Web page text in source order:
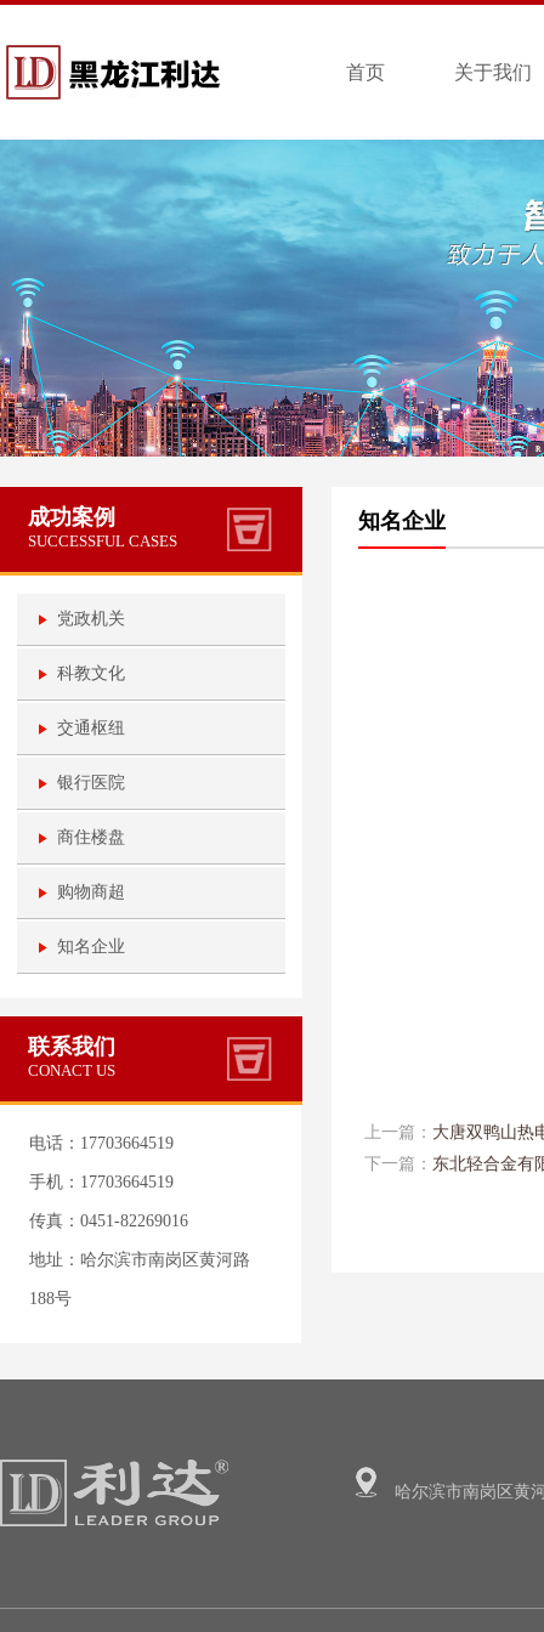
首页 关于我们
成功案例
SUCCESSFUL CASES
党政机关
科教文化
交通枢纽
银行医院
商住楼盘
购物商超
知名企业
联系我们
CONACT US
电话：17703664519
手机：17703664519
传真：0451-82269016
地址：哈尔滨市南岗区黄河路
188号
知名企业
上一篇： 大唐双鸭山热
下一篇： 东北轻合金有
哈尔滨市南岗区黄